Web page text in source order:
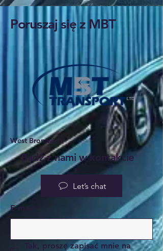
Poruszaj się z MBT
West Bromwich
Bądź z nami w kontakcie
Let’s chat
E-mail
Tak, proszę zapisać mnie na